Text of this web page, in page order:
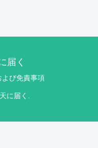
届く
よび免責事項
に届く.